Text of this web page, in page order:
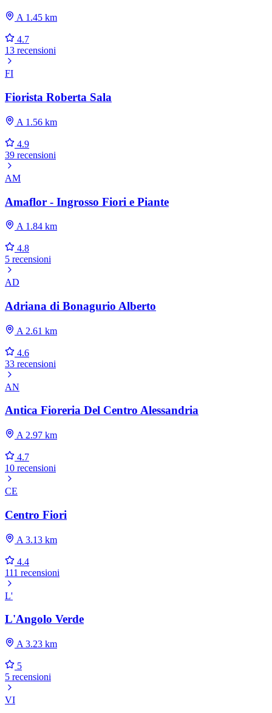
A 1.45 km
4.7
13 recensioni
FI
Fiorista Roberta Sala
A 1.56 km
4.9
39 recensioni
AM
Amaflor - Ingrosso Fiori e Piante
A 1.84 km
4.8
5 recensioni
AD
Adriana di Bonagurio Alberto
A 2.61 km
4.6
33 recensioni
AN
Antica Fioreria Del Centro Alessandria
A 2.97 km
4.7
10 recensioni
CE
Centro Fiori
A 3.13 km
4.4
111 recensioni
L'
L'Angolo Verde
A 3.23 km
5
5 recensioni
VI